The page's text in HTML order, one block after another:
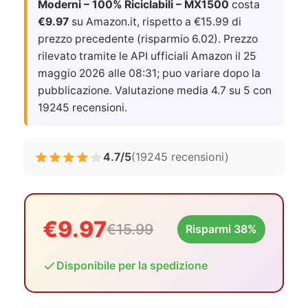
Moderni – 100% Riciclabili – MX1500 costa
€9.97 su Amazon.it, rispetto a €15.99 di
prezzo precedente (risparmio 6.02). Prezzo
rilevato tramite le API ufficiali Amazon il 25
maggio 2026 alle 08:31; puo variare dopo la
pubblicazione. Valutazione media 4.7 su 5 con
19245 recensioni.
4.7/5(19245 recensioni)
€9.97€15.99 Risparmi 38%
Disponibile per la spedizione